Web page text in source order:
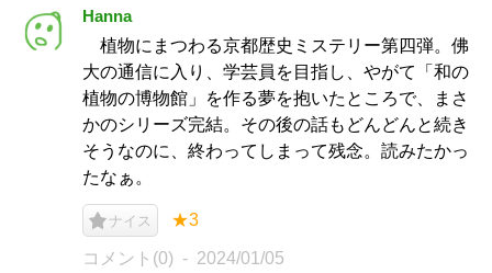
Hanna
植物にまつわる京都歴史ミステリー第四弾。佛
大の通信に入り、学芸員を目指し、やがて「和の
植物の博物館」を作る夢を抱いたところで、まさ
かのシリーズ完結。その後の話もどんどんと続き
そうなのに、終わってしまって残念。読みたかっ
たなぁ。
ナイス ★3
コメント(0) 2024/01/05